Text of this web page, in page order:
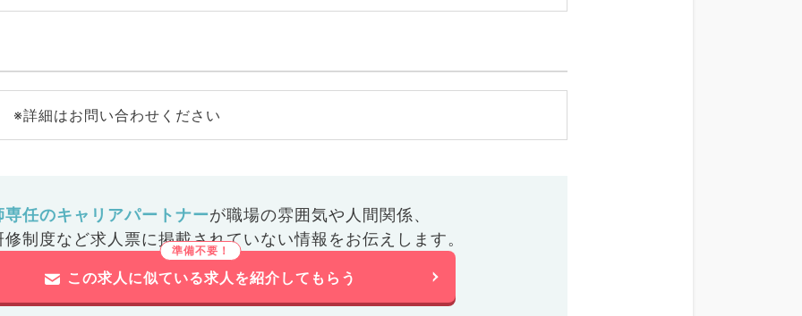
※詳細はお問い合わせください
専任のキャリアパートナーが職場の雰囲気や人間関係、
修制度など求人票に掲載されていない情報をお伝えします。
この求人に似ている求人を紹介してもらう